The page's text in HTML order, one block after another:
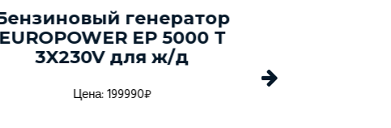
генератор
EUROPOWER EP 5000 T
3X230V для ж/д
Цена: 199990₽